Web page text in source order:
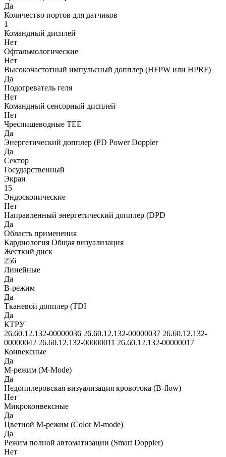
Да
Количество портов для датчиков
1
Командный дисплей
Нет
Офтальмологические
Нет
Высокочастотный импульсный допплер (HFPW или HPRF)
Да
Подогреватель геля
Нет
Командный сенсорный дисплей
Нет
Чреспищеводные TEE
Да
Энергетический допплер (PD Power Doppler
Да
Сектор
Государственный
Экран
15
Эндоскопические
Нет
Направленный энергетический допплер (DPD
Да
Область применения
Кардиология Общая визуализация
Жесткий диск
256
Линейные
Да
B-режим
Да
Тканевой допплер (TDI
Да
КТРУ
26.60.12.132-00000036 26.60.12.132-00000037 26.60.12.132-
00000042 26.60.12.132-00000011 26.60.12.132-00000017
Конвексные
Да
M-режим (M-Mode)
Да
Недопплеровская визуализация кровотока (B-flow)
Нет
Микроконвексные
Да
Цветной M-режим (Color M-mode)
Да
Режим полной автоматизации (Smart Doppler)
Нет